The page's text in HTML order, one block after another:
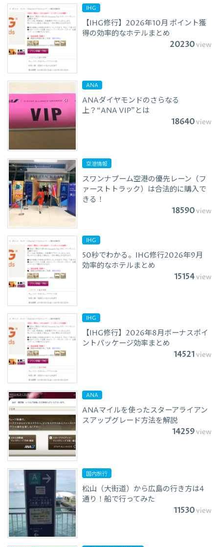
IHG
【IHG修行】2026年10月 ポイント獲
得の効率的なホテルまとめ
20230view
ANA
ANAダイヤモンドのさらなる
上？“ANA VIP”とは
18640view
空港情報
スワンナプーム空港の優先レーン（フ
ァーストトラック）は合法的に購入で
きる！
18590view
IHG
50秒でわかる。IHG修行2026年9月
効率的なホテルまとめ
15154view
IHG
【IHG修行】2026年8月ボーナスポイ
ントパッケージ効率まとめ
14521view
ANA
ANAマイルを使ったスターアライアン
スアップグレード方法を解説
14259view
国内旅行
松山（大街道）から広島の行き方は4
通り！船で行ってみた
11530view